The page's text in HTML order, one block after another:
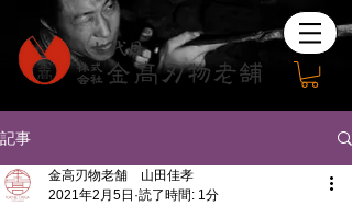
記事
金高刃物老舗 山田佳孝
2021年2月5日 読了時間: 1分